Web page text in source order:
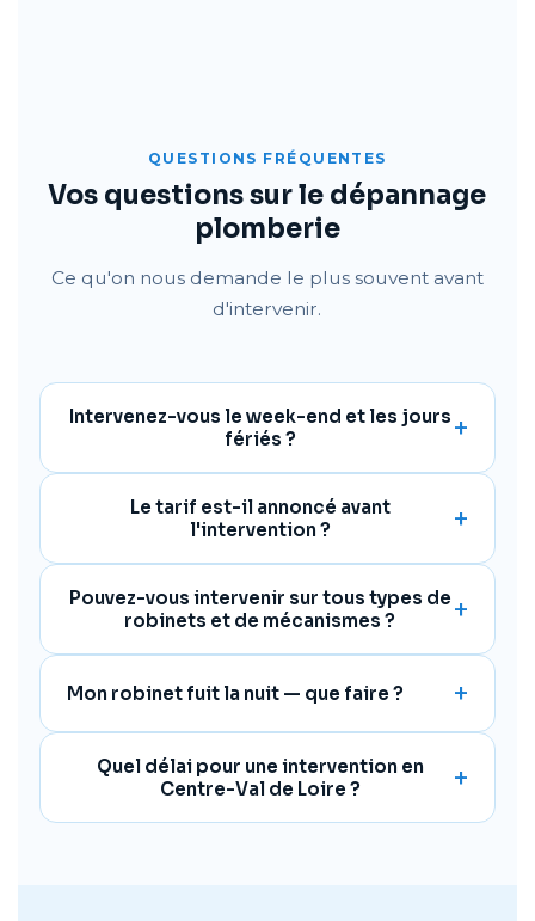
QUESTIONS FRÉQUENTES
Vos questions sur le dépannage
plomberie
Ce qu'on nous demande le plus souvent avant
d'intervenir.
Intervenez-vous le week-end et les jours
fériés ?
Le tarif est-il annoncé avant
l'intervention ?
Pouvez-vous intervenir sur tous types de
robinets et de mécanismes ?
Mon robinet fuit la nuit — que faire ?
Quel délai pour une intervention en
Centre-Val de Loire ?